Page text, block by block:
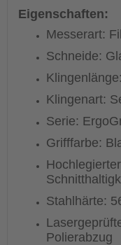
Eigenschaften:
Messerart:
Schneide:
Klingenart:
Serie:
Grifffarbe:
Stahlhärte:
Polierabzug